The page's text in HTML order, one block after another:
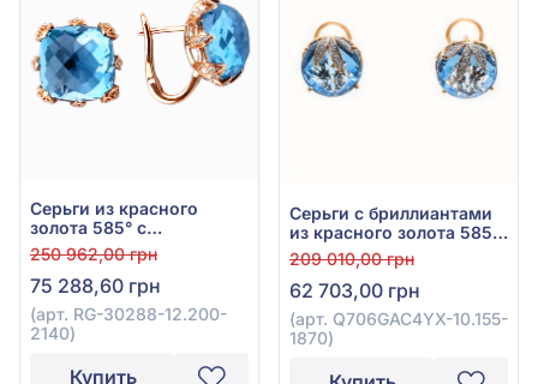
Серьги из красного
золота 585° с
бриллиантом 0,42ct и
топазом Sky Blue 21,5ct,
арт. RG-30288-12.200-
2140
250 962,00 грн
75 288,60 грн
(арт. RG-30288-12.200-
2140)
Купить
Серьги с бриллиантами
из красного золота 585°
с бриллиантом 0,11ct и
топазом Swiss Blue
12,18ct, арт.
Q706GAC4YX-10.155-1870
209 010,00 грн
62 703,00 грн
(арт. Q706GAC4YX-10.155-
1870)